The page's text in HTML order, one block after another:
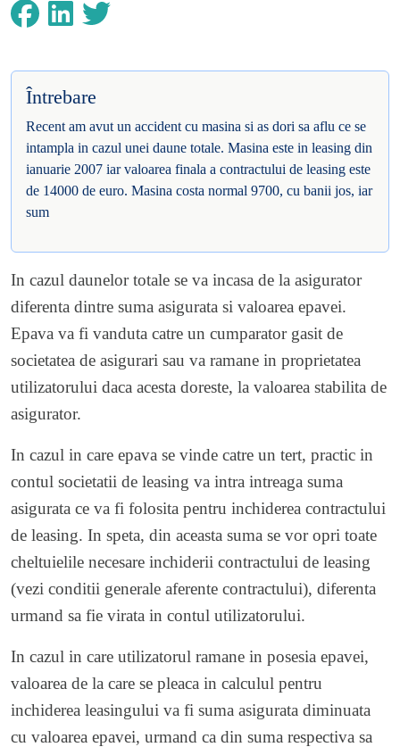
Întrebare
Recent am avut un accident cu masina si as dori sa aflu ce se
intampla in cazul unei daune totale. Masina este in leasing din
ianuarie 2007 iar valoarea finala a contractului de leasing este
de 14000 de euro. Masina costa normal 9700, cu banii jos, iar
sum
In cazul daunelor totale se va incasa de la asigurator
diferenta dintre suma asigurata si valoarea epavei.
Epava va fi vanduta catre un cumparator gasit de
societatea de asigurari sau va ramane in proprietatea
utilizatorului daca acesta doreste, la valoarea stabilita de
asigurator.
In cazul in care epava se vinde catre un tert, practic in
contul societatii de leasing va intra intreaga suma
asigurata ce va fi folosita pentru inchiderea contractului
de leasing. In speta, din aceasta suma se vor opri toate
cheltuielile necesare inchiderii contractului de leasing
(vezi conditii generale aferente contractului), diferenta
urmand sa fie virata in contul utilizatorului.
In cazul in care utilizatorul ramane in posesia epavei,
valoarea de la care se pleaca in calculul pentru
inchiderea leasingului va fi suma asigurata diminuata
cu valoarea epavei, urmand ca din suma respectiva sa